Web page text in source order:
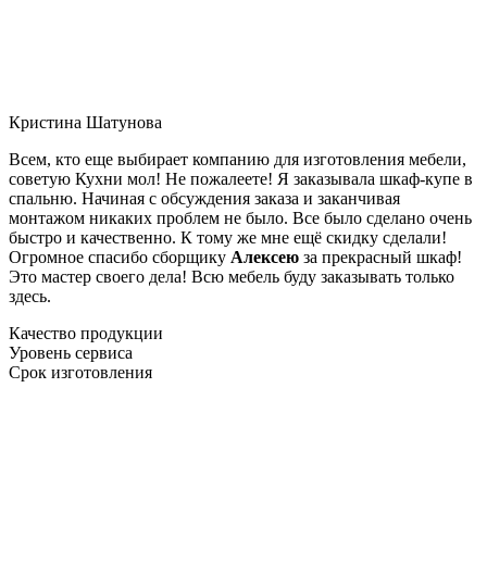
Кристина Шатунова
Всем, кто еще выбирает компанию для изготовления мебели,
советую Кухни мол! Не пожалеете! Я заказывала шкаф-купе в
спальню. Начиная с обсуждения заказа и заканчивая
монтажом никаких проблем не было. Все было сделано очень
быстро и качественно. К тому же мне ещё скидку сделали!
Огромное спасибо сборщику Алексею за прекрасный шкаф!
Это мастер своего дела! Всю мебель буду заказывать только
здесь.
Качество продукции
Уровень сервиса
Срок изготовления